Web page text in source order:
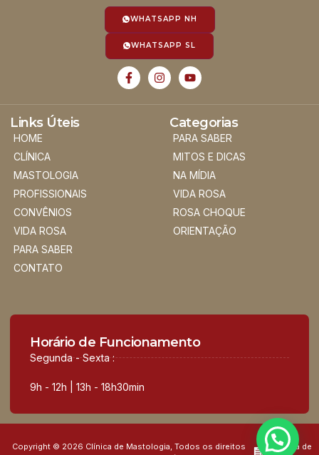
WHATSAPP NH
WHATSAPP SL
Links Úteis
HOME
CLÍNICA
MASTOLOGIA
PROFISSIONAIS
CONVÊNIOS
VIDA ROSA
PARA SABER
CONTATO
Categorias
PARA SABER
MITOS E DICAS
NA MÍDIA
VIDA ROSA
ROSA CHOQUE
ORIENTAÇÃO
Horário de Funcionamento
Segunda - Sexta :
9h - 12h | 13h - 18h30min
Copyright © 2026 Clínica de Mastologia, Todos os direitos
Política de